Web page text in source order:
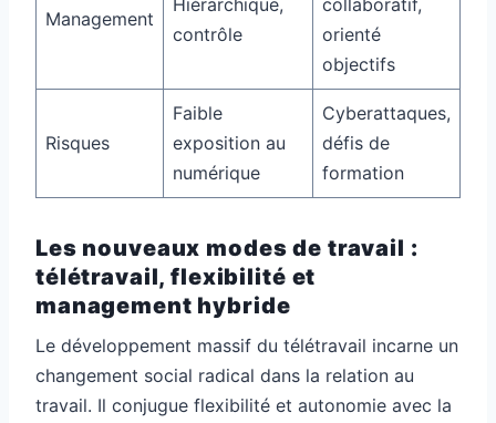
Management
Hiérarchique,
contrôle
collaboratif,
orienté
objectifs
Risques
Faible
exposition au
numérique
Cyberattaques,
défis de
formation
Les nouveaux modes de travail :
télétravail, flexibilité et
management hybride
Le développement massif du télétravail incarne un
changement social radical dans la relation au
travail. Il conjugue flexibilité et autonomie avec la